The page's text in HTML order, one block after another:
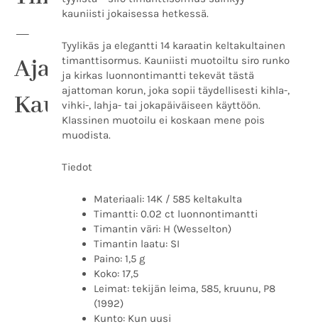
–
Ajatonta
Kauneutta
kauniisti jokaisessa hetkessä.
Tyylikäs ja elegantti 14 karaatin keltakultainen
timanttisormus. Kauniisti muotoiltu siro runko
ja kirkas luonnontimantti tekevät tästä
ajattoman korun, joka sopii täydellisesti kihla-,
vihki-, lahja- tai jokapäiväiseen käyttöön.
Klassinen muotoilu ei koskaan mene pois
muodista.
Tiedot
Materiaali: 14K / 585 keltakulta
Timantti: 0.02 ct luonnontimantti
Timantin väri: H (Wesselton)
Timantin laatu: SI
Paino: 1,5 g
Koko: 17,5
Leimat: tekijän leima, 585, kruunu, P8
(1992)
Kunto: Kun uusi